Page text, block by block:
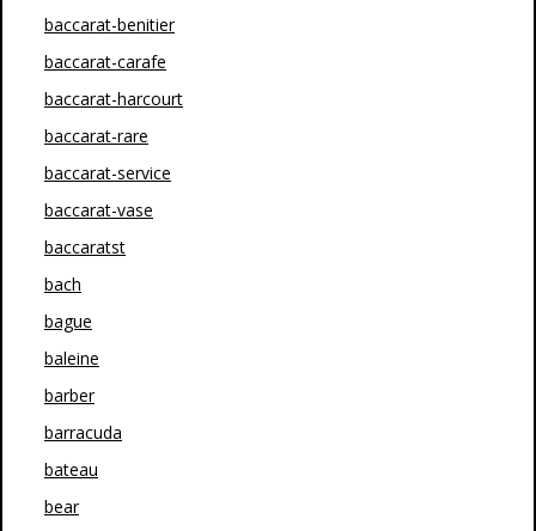
baccarat-benitier
baccarat-carafe
baccarat-harcourt
baccarat-rare
baccarat-service
baccarat-vase
baccaratst
bach
bague
baleine
barber
barracuda
bateau
bear